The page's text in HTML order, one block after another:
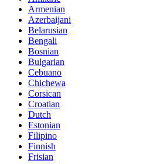
Armenian
Azerbaijani
Belarusian
Bengali
Bosnian
Bulgarian
Cebuano
Chichewa
Corsican
Croatian
Dutch
Estonian
Filipino
Finnish
Frisian